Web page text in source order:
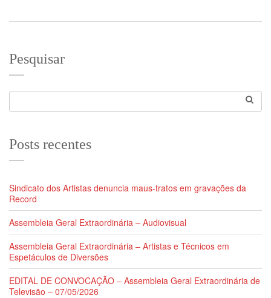
Pesquisar
Posts recentes
Sindicato dos Artistas denuncia maus-tratos em gravações da
Record
Assembleia Geral Extraordinária – Audiovisual
Assembleia Geral Extraordinária – Artistas e Técnicos em
Espetáculos de Diversões
EDITAL DE CONVOCAÇÃO – Assembleia Geral Extraordinária de
Televisão – 07/05/2026